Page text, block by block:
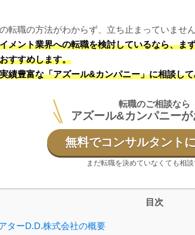
転職の方法がわからず、立ち止まっていませ
メント業界への転職を検討しているなら、ま
すすめします。
績豊富な「アズール&カンパニー」に相談し
転職のご相談なら
アズール&カンパニー
無料でコンサルタント
まだ転職を決めていなくても相
目次
ターD.D.株式会社の概要